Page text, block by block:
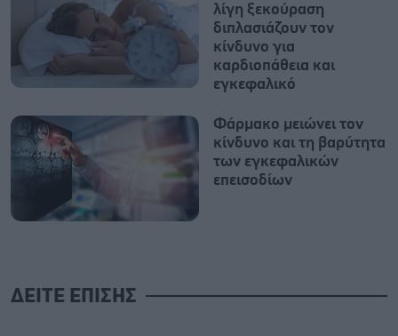
λίγη ξεκούραση
διπλασιάζουν τον
κίνδυνο για
καρδιοπάθεια και
εγκεφαλικό
Φάρμακο μειώνει τον
κίνδυνο και τη βαρύτητα
των εγκεφαλικών
επεισοδίων
ΔΕΙΤΕ ΕΠΙΣΗΣ